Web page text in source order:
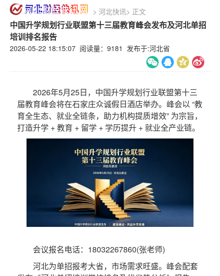
> 河北快讯> 正文
中国升学规划行业联盟第十三届教育峰会发布及河北单招
培训排名报告
2026-05-22 18:15:07 阅读量： 9181 发布于:河北省
2026年5月25日，中国升学规划行业联盟第十三
届教育峰会将在石家庄众诚假日酒店举办。峰会以 “教
育全生态、就业全链条，助力机构提质增效” 为宗旨，
打造升学 + 教育 + 留学 + 学历提升 + 就业全产业链。
会议报名电话：18032267860(张老师)
河北为单招报考大省，市场需求旺盛。峰会配套